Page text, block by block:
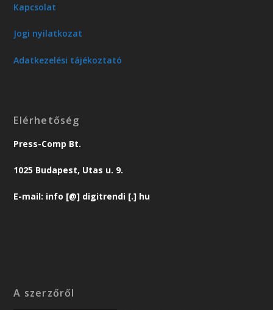
Kapcsolat
Jogi nyilatkozat
Adatkezelési tájékoztató
Elérhetőség
Press-Comp Bt.
1025 Budapest, Utas u. 9.
E-mail: info [@] digitrendi [.] hu
A szerzőről